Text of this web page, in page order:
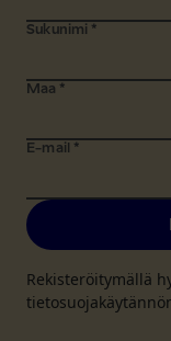
Sukunimi *
Maa *
E-mail *
Rekisteröitymällä